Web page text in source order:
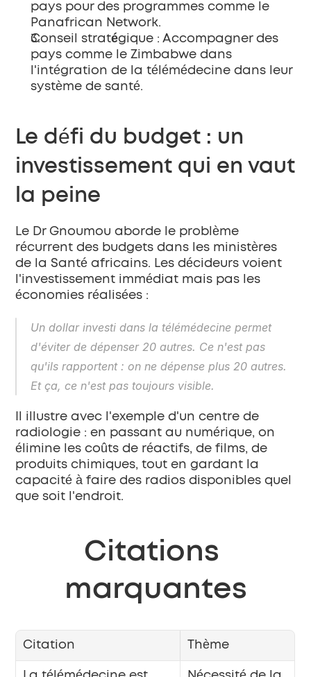
pays pour des programmes comme le
Panafrican Network.
Conseil stratégique : Accompagner des
pays comme le Zimbabwe dans
l'intégration de la télémédecine dans leur
système de santé.
Le défi du budget : un
investissement qui en vaut
la peine
Le Dr Gnoumou aborde le problème
récurrent des budgets dans les ministères
de la Santé africains. Les décideurs voient
l'investissement immédiat mais pas les
économies réalisées :
Un dollar investi dans la télémédecine permet
d'éviter de dépenser 20 autres. Ce n'est pas
qu'ils rapportent : on ne dépense plus 20 autres.
Et ça, ce n'est pas toujours visible.
Il illustre avec l'exemple d'un centre de
radiologie : en passant au numérique, on
élimine les coûts de réactifs, de films, de
produits chimiques, tout en gardant la
capacité à faire des radios disponibles quel
que soit l'endroit.
Citations
marquantes
Citation Thème